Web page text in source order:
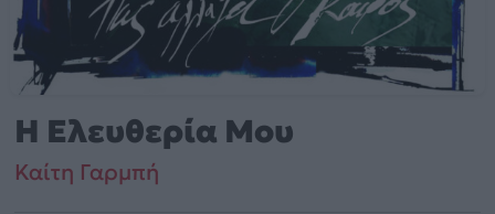
Η Ελευθερία Μου
Καίτη Γαρμπή